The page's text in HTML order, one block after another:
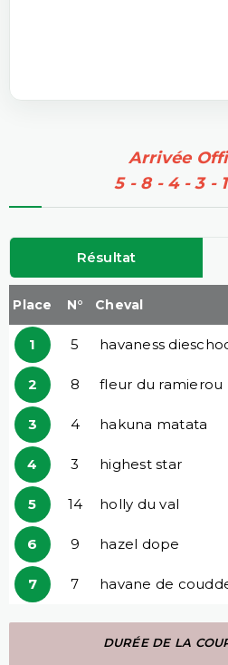
Arrivée
5 - 8 - 4 - 3 -
Résultat
Place N° Cheval
1 5 havaness
2 8 fleur du ramierou
3 4 hakuna matata
4 3 highest star
5 14 holly du val
6 9 hazel dope
7 7 havane de
DURÉE DE LA